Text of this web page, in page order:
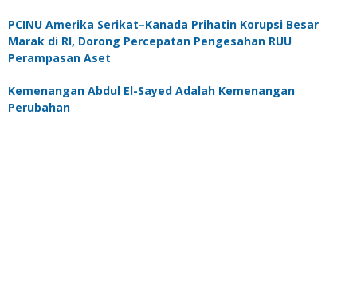
PCINU Amerika Serikat–Kanada Prihatin Korupsi Besar
Marak di RI, Dorong Percepatan Pengesahan RUU
Perampasan Aset
Kemenangan Abdul El-Sayed Adalah Kemenangan
Perubahan